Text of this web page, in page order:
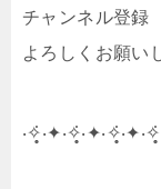
チャンネル登録
よろしくお願い